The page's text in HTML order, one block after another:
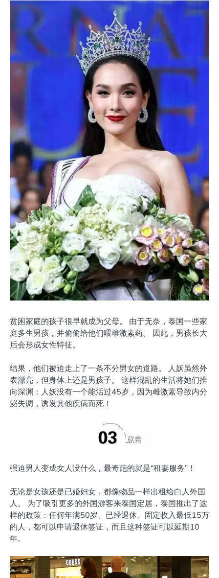
贫困家庭的孩子很早就成为父母。 由于无奈，泰国一些家
庭多生男孩，并偷偷给他们喂雌激素药。 因此，男孩长大
后会形成女性特征。
结果，他们被迫走上了一条不分男女的道路。 人妖虽然外
表漂亮，但身体上还是男孩子。 这样混乱的生活将她们推
向深渊：人妖没有一个能活过45岁，因为雌激素导致内分
泌失调，诱发其他疾病而死！
强迫男人变成女人没什么，最奇葩的就是“租妻服务”！
无论是女孩还是已婚妇女，都像物品一样出租给白人外国
人。 为了吸引更多的外国游客来泰国定居，泰国推出了这
样的政策：任何年满50岁、已经退休、固定收入最低15万
的人，都可以申请退休签证，而且这种签证可以延期10
年。